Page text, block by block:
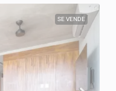
SE VENDE